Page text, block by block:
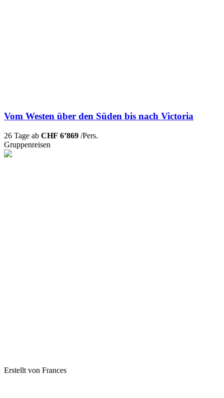
Vom Westen über den Süden bis nach Victoria
26 Tage ab CHF 6’869 /Pers.
Gruppenreisen
Erstellt von Frances